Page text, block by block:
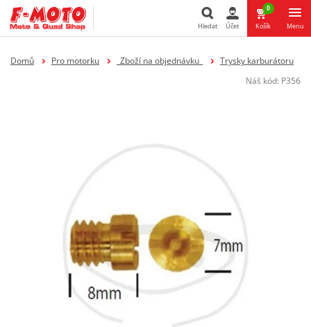
Hledat
Hledat Účet
0
Košík Menu
Domů Pro motorku _Zboží na objednávku_
Trysky karburátoru
Náš kód: P356